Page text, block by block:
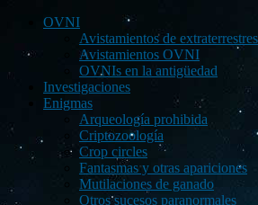
OVNI
Avistamientos de extraterrestres
Avistamientos OVNI
OVNIs en la antigüedad
Investigaciones
Enigmas
Arqueología prohibida
Criptozoología
Crop circles
Fantasmas y otras apariciones
Mutilaciones de ganado
Otros sucesos paranormales